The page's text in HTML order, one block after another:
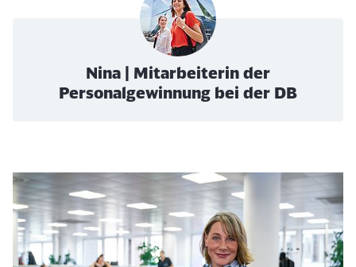
Nina | Mitarbeiterin der
Personalgewinnung bei der DB